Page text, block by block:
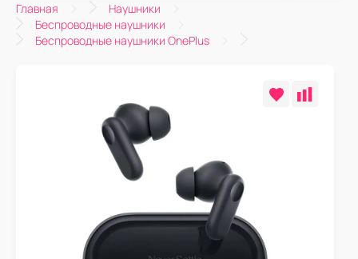
Главная
Наушники
Беспроводные наушники
Беспроводные наушники OnePlus